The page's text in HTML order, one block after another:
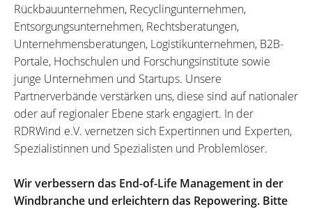
Rückbauunternehmen, Recyclingunternehmen,
Entsorgungsunternehmen, Rechtsberatungen,
Unternehmensberatungen, Logistikunternehmen, B2B-
Portale, Hochschulen und Forschungsinstitute sowie
junge Unternehmen und Startups. Unsere
Partnerverbände verstärken uns, diese sind auf nationaler
oder auf regionaler Ebene stark engagiert. In der
RDRWind e.V. vernetzen sich Expertinnen und Experten,
Spezialistinnen und Spezialisten und Problemlöser.
Wir verbessern das End-of-Life Management in der
Windbranche und erleichtern das Repowering. Bitte